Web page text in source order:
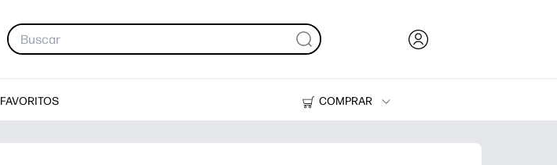
FAVORITOS
COMPRAR
Impresoras